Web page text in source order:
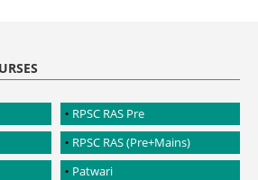
RPSC RAS Pre
RPSC RAS (Pre+Mains)
Patwari